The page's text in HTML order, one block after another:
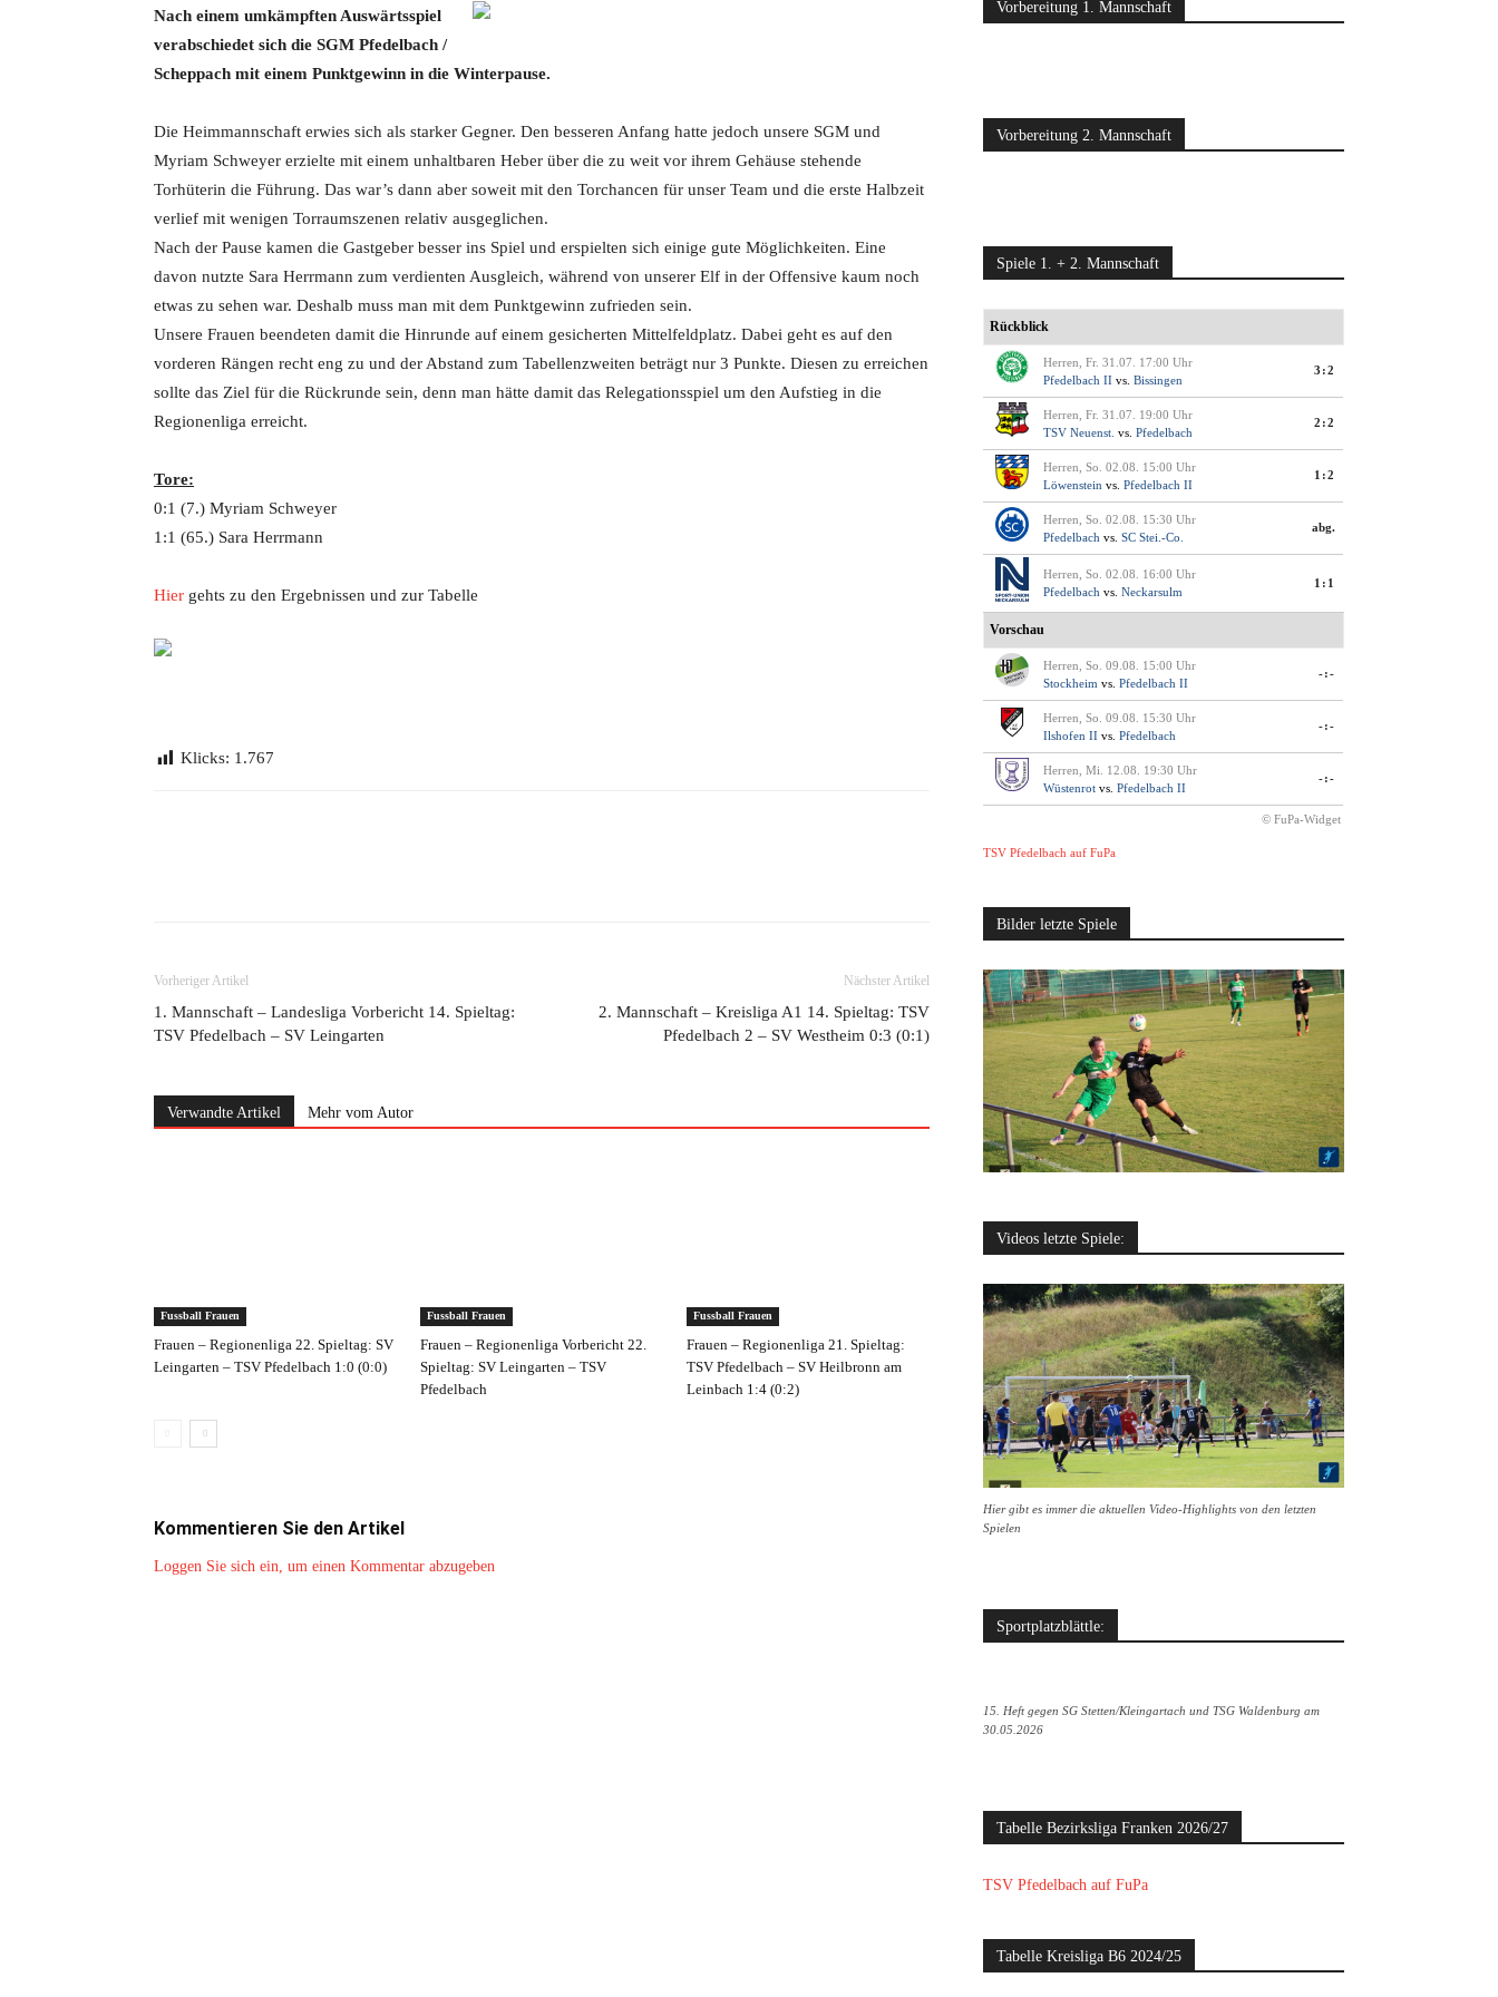
Nach einem umkämpften Auswärtsspiel
verabschiedet sich die SGM Pfedelbach /
Scheppach mit einem Punktgewinn in die Winterpause.
Die Heimmannschaft erwies sich als starker Gegner. Den besseren Anfang hatte jedoch unsere SGM und
Myriam Schweyer erzielte mit einem unhaltbaren Heber über die zu weit vor ihrem Gehäuse stehende
Torhüterin die Führung. Das war’s dann aber soweit mit den Torchancen für unser Team und die erste Halbzeit
verlief mit wenigen Torraumszenen relativ ausgeglichen.
Nach der Pause kamen die Gastgeber besser ins Spiel und erspielten sich einige gute Möglichkeiten. Eine
davon nutzte Sara Herrmann zum verdienten Ausgleich, während von unserer Elf in der Offensive kaum noch
etwas zu sehen war. Deshalb muss man mit dem Punktgewinn zufrieden sein.
Unsere Frauen beendeten damit die Hinrunde auf einem gesicherten Mittelfeldplatz. Dabei geht es auf den
vorderen Rängen recht eng zu und der Abstand zum Tabellenzweiten beträgt nur 3 Punkte. Diesen zu erreichen
sollte das Ziel für die Rückrunde sein, denn man hätte damit das Relegationsspiel um den Aufstieg in die
Regionenliga erreicht.
Tore:
0:1 (7.) Myriam Schweyer
1:1 (65.) Sara Herrmann
Hier gehts zu den Ergebnissen und zur Tabelle
Klicks: 1.767
Vorheriger Artikel
1. Mannschaft – Landesliga Vorbericht 14. Spieltag:
TSV Pfedelbach – SV Leingarten
Nächster Artikel
2. Mannschaft – Kreisliga A1 14. Spieltag: TSV
Pfedelbach 2 – SV Westheim 0:3 (0:1)
Verwandte Artikel Mehr vom Autor
Fussball Frauen
Frauen – Regionenliga 22. Spieltag: SV
Leingarten – TSV Pfedelbach 1:0 (0:0)
Fussball Frauen
Frauen – Regionenliga Vorbericht 22.
Spieltag: SV Leingarten – TSV
Pfedelbach
Fussball Frauen
Frauen – Regionenliga 21. Spieltag:
TSV Pfedelbach – SV Heilbronn am
Leinbach 1:4 (0:2)
Kommentieren Sie den Artikel
Loggen Sie sich ein, um einen Kommentar abzugeben
Vorbereitung 1. Mannschaft
Vorbereitung 2. Mannschaft
Spiele 1. + 2. Mannschaft
Rückblick
Herren, Fr. 31.07. 17:00 Uhr
Pfedelbach II vs. Bissingen
3:2
Herren, Fr. 31.07. 19:00 Uhr
TSV Neuenst. vs. Pfedelbach
2:2
Herren, So. 02.08. 15:00 Uhr
Löwenstein vs. Pfedelbach II
1:2
Herren, So. 02.08. 15:30 Uhr
Pfedelbach vs. SC Stei.-Co.
abg.
Herren, So. 02.08. 16:00 Uhr
Pfedelbach vs. Neckarsulm
1:1
Vorschau
Herren, So. 09.08. 15:00 Uhr
Stockheim vs. Pfedelbach II
-:-
Herren, So. 09.08. 15:30 Uhr
Ilshofen II vs. Pfedelbach
-:-
Herren, Mi. 12.08. 19:30 Uhr
Wüstenrot vs. Pfedelbach II
-:-
© FuPa-Widget
TSV Pfedelbach auf FuPa
Bilder letzte Spiele
Videos letzte Spiele:
Hier gibt es immer die aktuellen Video-Highlights von den letzten
Spielen
Sportplatzblättle:
15. Heft gegen SG Stetten/Kleingartach und TSG Waldenburg am
30.05.2026
Tabelle Bezirksliga Franken 2026/27
TSV Pfedelbach auf FuPa
Tabelle Kreisliga B6 2024/25